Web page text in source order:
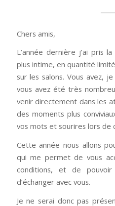
Chers amis,
L’année dernière j’ai pris
plus intime, en quantité
sur les salons. Vous avez,
vous avez été très
venir directement dans les
des moments plus
vos mots et sourires lors de
Cette année nous allons
qui me permet de vous
conditions, et de
d’échanger avec vous.
Je ne serai donc pas